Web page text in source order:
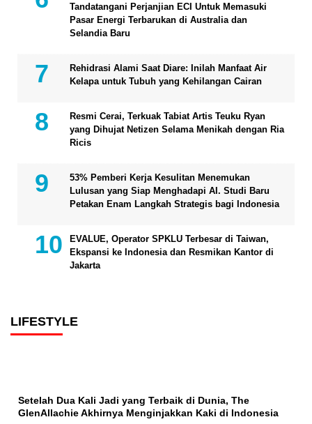
Tandatangani Perjanjian ECI Untuk Memasuki
Pasar Energi Terbarukan di Australia dan
Selandia Baru
Rehidrasi Alami Saat Diare: Inilah Manfaat Air
Kelapa untuk Tubuh yang Kehilangan Cairan
Resmi Cerai, Terkuak Tabiat Artis Teuku Ryan
yang Dihujat Netizen Selama Menikah dengan Ria
Ricis
53% Pemberi Kerja Kesulitan Menemukan
Lulusan yang Siap Menghadapi AI. Studi Baru
Petakan Enam Langkah Strategis bagi Indonesia
EVALUE, Operator SPKLU Terbesar di Taiwan,
Ekspansi ke Indonesia dan Resmikan Kantor di
Jakarta
LIFESTYLE
Setelah Dua Kali Jadi yang Terbaik di Dunia, The
GlenAllachie Akhirnya Menginjakkan Kaki di Indonesia